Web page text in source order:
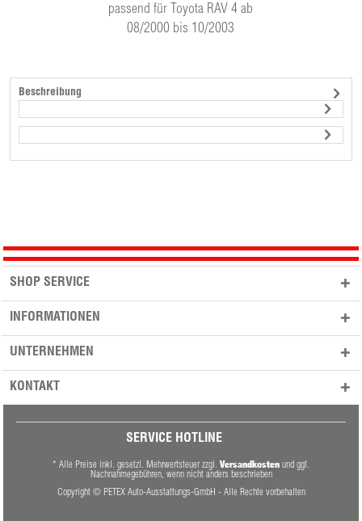
passend für Toyota RAV 4 ab
08/2000 bis 10/2003
Beschreibung
SHOP SERVICE
INFORMATIONEN
UNTERNEHMEN
KONTAKT
SERVICE HOTLINE
* Alle Preise inkl. gesetzl. Mehrwertsteuer zzgl. Versandkosten und ggf.
Nachnahmegebühren, wenn nicht anders beschrieben
Copyright © PETEX Auto-Ausstattungs-GmbH - Alle Rechte vorbehalten